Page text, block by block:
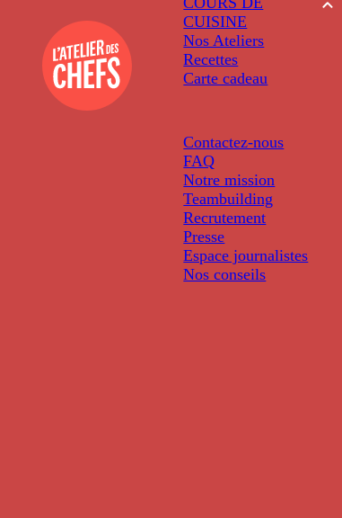
CUISINE
Nos Ateliers
Recettes
Carte cadeau
Contactez-nous
FAQ
Notre mission
Teambuilding
Recrutement
Presse
Espace journalistes
Nos conseils